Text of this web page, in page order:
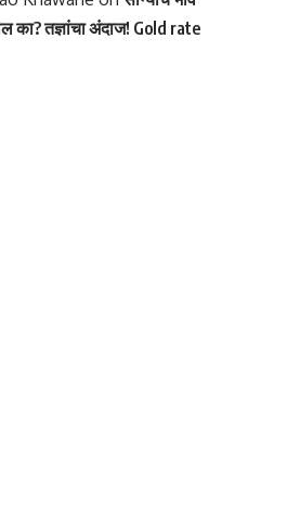
का? तज्ञांचा अंदाज! Gold rate